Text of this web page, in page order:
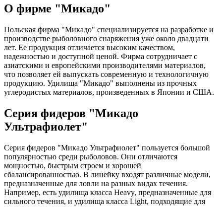
О фирме "Микадо"
Польская фирма "Микадо" специализируется на разработке и
производстве рыболовного снаряжения уже около двадцати
лет. Ее продукция отличается высоким качеством,
надежностью и доступной ценой. Фирма сотрудничает с
азиатскими и европейскими производителями материалов,
что позволяет ей выпускать современную и технологичную
продукцию. Удилища "Микадо" выполнены из прочных
углеродистых материалов, произведенных в Японии и США.
Серия фидеров "Микадо
Ультрафиолет"
Серия фидеров "Микадо Ультрафиолет" пользуется большой
популярностью среди рыболовов. Они отличаются
мощностью, быстрым строем и хорошей
сбалансированностью. В линейку входят различные модели,
предназначенные для ловли на разных видах течения.
Например, есть удилища класса Heavy, предназначенные для
сильного течения, и удилища класса Light, подходящие для